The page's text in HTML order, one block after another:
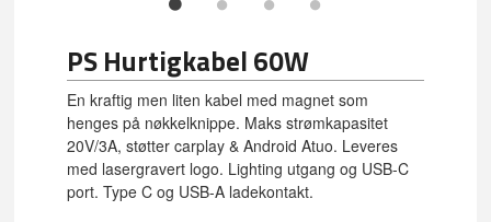
PS Hurtigkabel 60W
En kraftig men liten kabel med magnet som
henges på nøkkelknippe. Maks strømkapasitet
20V/3A, støtter carplay & Android Atuo. Leveres
med lasergravert logo. Lighting utgang og USB-C
port. Type C og USB-A ladekontakt.